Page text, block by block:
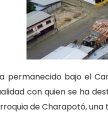
permanecido bajo el
con quien se ha
de Charapotó,